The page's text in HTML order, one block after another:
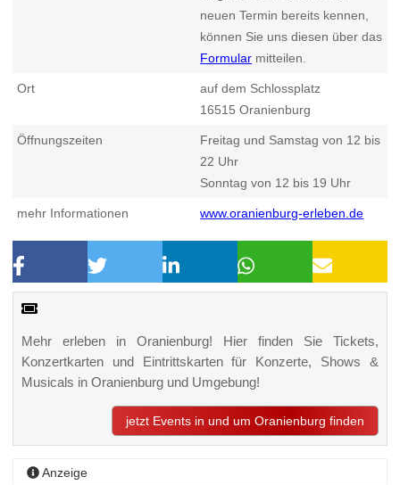
neuen Termin bereits kennen,
können Sie uns diesen über das
Formular mitteilen.
Ort
auf dem Schlossplatz
16515 Oranienburg
Öffnungszeiten
Freitag und Samstag von 12 bis
22 Uhr
Sonntag von 12 bis 19 Uhr
mehr Informationen www.oranienburg-erleben.de
Mehr erleben in Oranienburg! Hier finden Sie Tickets,
Konzertkarten und Eintrittskarten für Konzerte, Shows &
Musicals in Oranienburg und Umgebung!
jetzt Events in und um Oranienburg finden
Anzeige